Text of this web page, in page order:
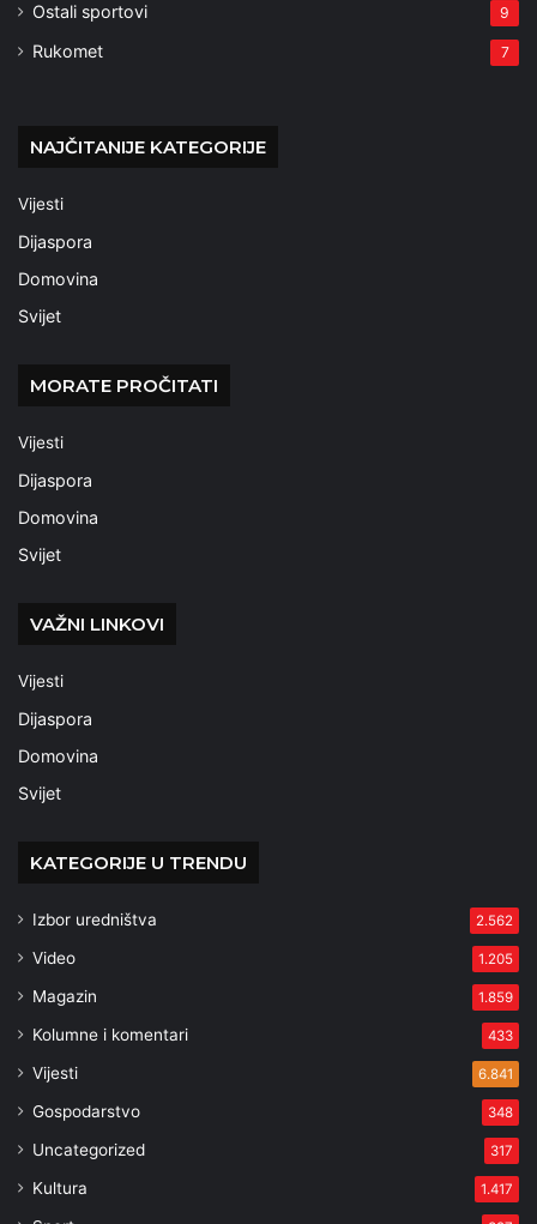
Ostali sportovi 9
Rukomet 7
NAJČITANIJE KATEGORIJE
Vijesti
Dijaspora
Domovina
Svijet
MORATE PROČITATI
Vijesti
Dijaspora
Domovina
Svijet
VAŽNI LINKOVI
Vijesti
Dijaspora
Domovina
Svijet
KATEGORIJE U TRENDU
Izbor uredništva 2.562
Video 1.205
Magazin 1.859
Kolumne i komentari 433
Vijesti 6.841
Gospodarstvo 348
Uncategorized 317
Kultura 1.417